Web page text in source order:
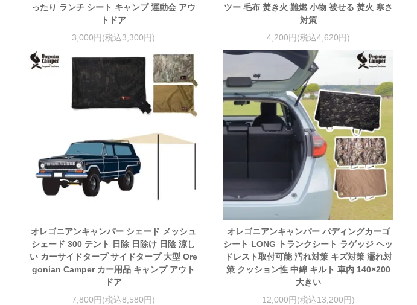
ったり ランチ シート キャンプ 運動会 アウ
トドア
3,000円(税込3,300円)
ツー 毛布 焚き火 難燃 小物 被せる 焚火 寒さ
対策
4,200円(税込4,620円)
オレゴニアンキャンパー シェード メッシュ
シェード 300 テント 日除 日除け 日陰 涼し
い カーサイドタープ サイドタープ 大型 Ore
gonian Camper カー用品 キャンプ アウト
ドア
7,800円(税込8,580円)
オレゴニアンキャンパー パディングカーゴ
シート LONG トランクシート ラゲッジ ヘッ
ドレスト取付可能 汚れ対策 キズ対策 濡れ対
策 クッション性 中綿 キルト 車内 140×200
大きい
12,000円(税込13,200円)